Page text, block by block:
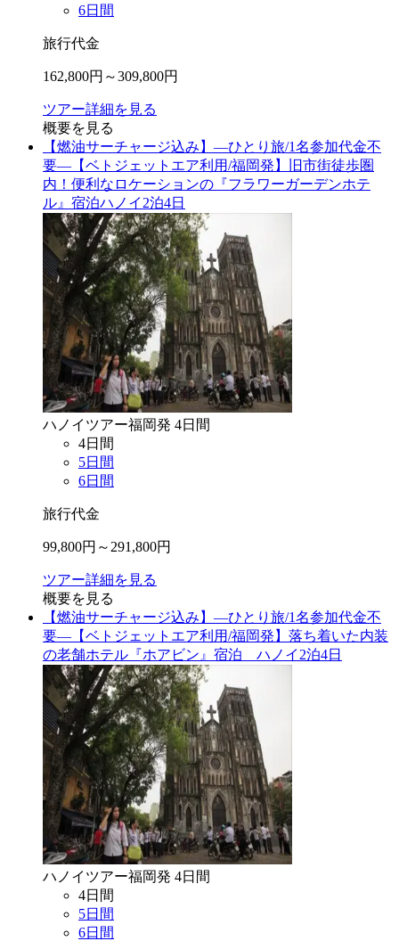
6日間
旅行代金
162,800円～309,800円
ツアー詳細を見る
概要を見る
【燃油サーチャージ込み】―ひとり旅/1名参加代金不
要―【ベトジェットエア利用/福岡発】旧市街徒歩圏
内！便利なロケーションの『フラワーガーデンホテ
ル』宿泊ハノイ2泊4日
ハノイ ツアー福岡発 4日間
4日間
5日間
6日間
旅行代金
99,800円～ 291,800円
ツアー詳細を見る
概要を見る
【燃油サーチャージ込み】―ひとり旅/1名参加代金不
要―【ベトジェットエア利用/福岡発】落ち着いた内装
の老舗ホテル『ホアビン』宿泊 ハノイ2泊4日
ハノイ ツアー福岡発 4日間
4日間
5日間
6日間